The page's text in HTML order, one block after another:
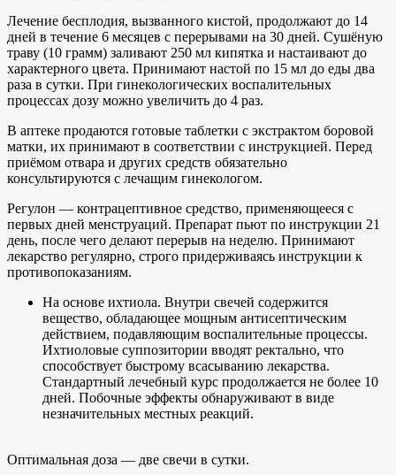
Лечение бесплодия, вызванного кистой, продолжают до 14
дней в течение 6 месяцев с перерывами на 30 дней. Сушёную
траву (10 грамм) заливают 250 мл кипятка и настаивают до
характерного цвета. Принимают настой по 15 мл до еды два
раза в сутки. При гинекологических воспалительных
процессах дозу можно увеличить до 4 раз.
В аптеке продаются готовые таблетки с экстрактом боровой
матки, их принимают в соответствии с инструкцией. Перед
приёмом отвара и других средств обязательно
консультируются с лечащим гинекологом.
Регулон — контрацептивное средство, применяющееся с
первых дней менструаций. Препарат пьют по инструкции 21
день, после чего делают перерыв на неделю. Принимают
лекарство регулярно, строго придерживаясь инструкции к
противопоказаниям.
На основе ихтиола. Внутри свечей содержится
вещество, обладающее мощным антисептическим
действием, подавляющим воспалительные процессы.
Ихтиоловые суппозитории вводят ректально, что
способствует быстрому всасыванию лекарства.
Стандартный лечебный курс продолжается не более 10
дней. Побочные эффекты обнаруживают в виде
незначительных местных реакций.
Оптимальная доза — две свечи в сутки.